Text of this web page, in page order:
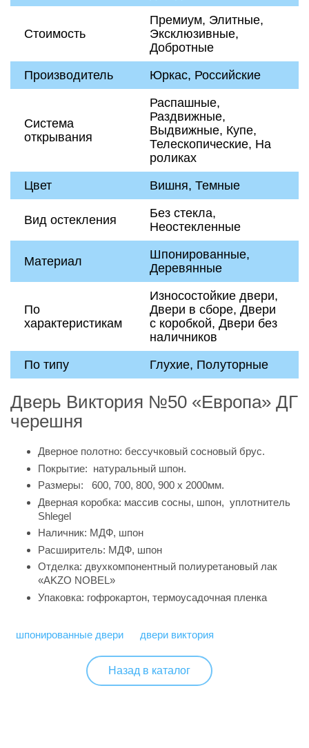
Стоимость
Премиум, Элитные,
Эксклюзивные,
Добротные
Производитель
Юркас, Российские
Система
открывания
Распашные,
Раздвижные,
Выдвижные, Купе,
Телескопические, На
роликах
Цвет
Вишня, Темные
Вид остекления
Без стекла,
Неостекленные
Материал
Шпонированные,
Деревянные
По
характеристикам
Износостойкие двери,
Двери в сборе, Двери
с коробкой, Двери без
наличников
По типу
Глухие, Полуторные
Дверь Виктория №50 «Европа» ДГ
черешня
Дверное полотно: бессучковый сосновый брус.
Покрытие: натуральный шпон.
Размеры: 600, 700, 800, 900 х 2000мм.
Дверная коробка: массив сосны, шпон, уплотнитель
Shlegel
Наличник: МДФ, шпон
Расширитель: МДФ, шпон
Отделка: двухкомпонентный полиуретановый лак
«AKZO NOBEL»
Упаковка: гофрокартон, термоусадочная пленка
шпонированные двери двери виктория
Назад в каталог